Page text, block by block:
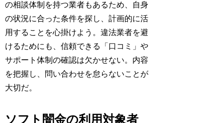
の相談体制を持つ業者もあるため、自身
の状況に合った条件を探し、計画的に活
用することを心掛けよう。違法業者を避
けるためにも、信頼できる「口コミ」や
サポート体制の確認は欠かせない。内容
を把握し、問い合わせを怠らないことが
大切だ。
ソフト闇金の利用対象者